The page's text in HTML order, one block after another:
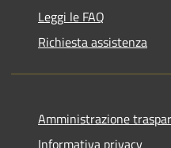
Leggi le FAQ
Richiesta assistenza
Amministrazione